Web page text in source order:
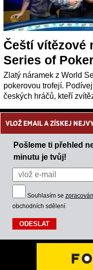
Čeští vítězové
Series of
Zlatý náramek z World
pokerovou trofejí.
českých hráčů, kteří
VLOŽ EMAIL A ZÍSKEJ
Pošleme ti přehled
minutu je tvůj!
Souhlasím se
obchodních sdělení